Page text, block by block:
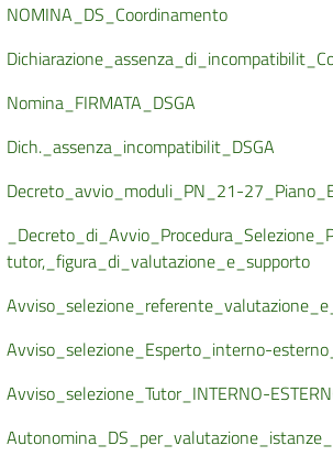
NOMINA_DS_Coordinamento
Nomina_FIRMATA_DSGA
Dich._assenza_incompatibilit_DSGA
Decreto_avvio_moduli_PN_21-
tutor,_figura_di_valutazione_e_supporto
Avviso_selezione_Esperto_interno-
Avviso_selezione_Tutor_INTERNO-